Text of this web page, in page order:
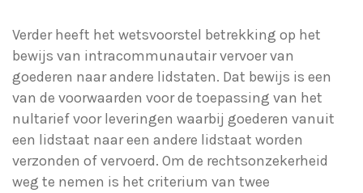
Verder heeft het wetsvoorstel betrekking op het
bewijs van intracommunautair vervoer van
goederen naar andere lidstaten. Dat bewijs is een
van de voorwaarden voor de toepassing van het
nultarief voor leveringen waarbij goederen vanuit
een lidstaat naar een andere lidstaat worden
verzonden of vervoerd. Om de rechtsonzekerheid
weg te nemen is het criterium van twee